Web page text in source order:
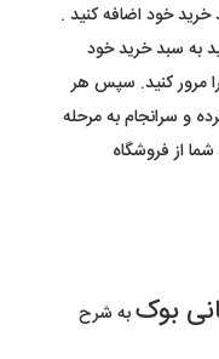
خود اضافه کنید .
به سبد خرید خود
مرور کنید. سپس هر
و سرانجام به مرحله
از فروشگاه
بوکبه شرح